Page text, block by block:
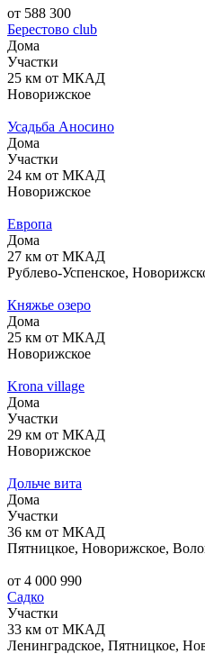
от 588 300
Берестово club
Дома
Участки
25 км от МКАД
Новорижское
Усадьба Аносино
Дома
Участки
24 км от МКАД
Новорижское
Европа
Дома
27 км от МКАД
Рублево-Успенское,
Княжье озеро
Дома
25 км от МКАД
Новорижское
Krona village
Дома
Участки
29 км от МКАД
Новорижское
Дольче вита
Дома
Участки
36 км от МКАД
Пятницкое, Новорижское,
от 4 000 990
Садко
Участки
33 км от МКАД
Ленинградское, Пятницкое,